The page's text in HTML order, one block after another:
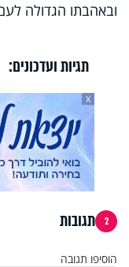
ובאהבתו הגדולה
תגיות ועדכונים:
X
2 תגובות
הוסיפו תגובה